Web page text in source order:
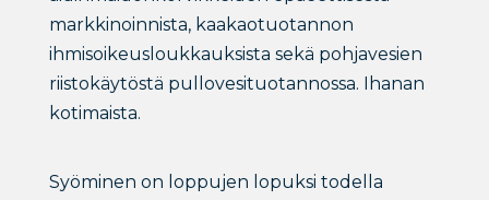
markkinoinnista, kaakaotuotannon
ihmisoikeusloukkauksista sekä pohjavesien
riistokäytöstä pullovesituotannossa. Ihanan
kotimaista.
Syöminen on loppujen lopuksi todella